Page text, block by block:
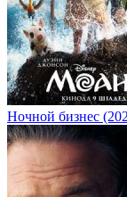
Ночной бизнес